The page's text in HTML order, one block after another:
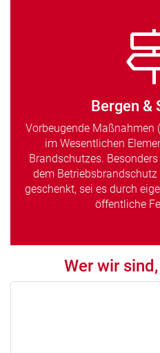
Bergen &
Vorbeugende Maßnahmen
im Wesentlichen
Brandschutzes.
dem
geschenkt, sei es durch
öffentliche
Wer wir